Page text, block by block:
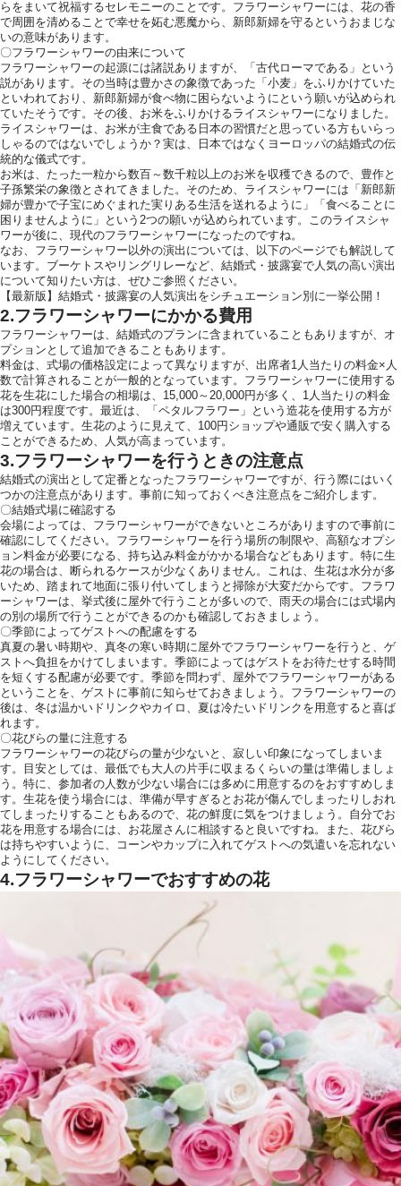
ホテル椿山
TEL. 03-
営業時間 11:00〜18:00（土日
定休日
〒112-8680 東京都文京
ホテルサイト
運営会社情報
らをまいて祝福するセレモニーのことです。フラワーシャワーには、花の香
で周囲を清めることで幸せを妬む悪魔から、新郎新婦を守るというおまじな
いの意味があります。
〇フラワーシャワーの由来について
フラワーシャワーの起源には諸説ありますが、「古代ローマである」という
説があります。その当時は豊かさの象徴であった「小麦」をふりかけていた
といわれており、新郎新婦が食べ物に困らないようにという願いが込められ
ていたそうです。その後、お米をふりかけるライスシャワーになりました。
ライスシャワーは、お米が主食である日本の習慣だと思っている方もいらっ
しゃるのではないでしょうか？実は、日本ではなくヨーロッパの結婚式の伝
統的な儀式です。
お米は、たった一粒から数百～数千粒以上のお米を収穫できるので、豊作と
子孫繁栄の象徴とされてきました。そのため、ライスシャワーには「新郎新
婦が豊かで子宝にめぐまれた実りある生活を送れるように」「食べることに
困りませんように」という2つの願いが込められています。このライスシャ
ワーが後に、現代のフラワーシャワーになったのですね。
なお、フラワーシャワー以外の演出については、以下のページでも解説して
います。ブーケトスやリングリレーなど、結婚式・披露宴で人気の高い演出
について知りたい方は、ぜひご参照ください。
【最新版】結婚式・披露宴の人気演出をシチュエーション別に一挙公開！
2.フラワーシャワーにかかる費用
フラワーシャワーは、結婚式のプランに含まれていることもありますが、オ
プションとして追加できることもあります。
料金は、式場の価格設定によって異なりますが、出席者1人当たりの料金×人
数で計算されることが一般的となっています。フラワーシャワーに使用する
花を生花にした場合の相場は、15,000～20,000円が多く、1人当たりの料金
は300円程度です。最近は、「ペタルフラワー」という造花を使用する方が
増えています。生花のように見えて、100円ショップや通販で安く購入する
ことができるため、人気が高まっています。
3.フラワーシャワーを行うときの注意点
結婚式の演出として定番となったフラワーシャワーですが、行う際にはいく
つかの注意点があります。事前に知っておくべき注意点をご紹介します。
〇結婚式場に確認する
会場によっては、フラワーシャワーができないところがありますので事前に
確認にしてください。フラワーシャワーを行う場所の制限や、高額なオプシ
ョン料金が必要になる、持ち込み料金がかかる場合などもあります。特に生
花の場合は、断られるケースが少なくありません。これは、生花は水分が多
いため、踏まれて地面に張り付いてしまうと掃除が大変だからです。フラワ
ーシャワーは、挙式後に屋外で行うことが多いので、雨天の場合には式場内
の別の場所で行うことができるのかも確認しておきましょう。
〇季節によってゲストへの配慮をする
真夏の暑い時期や、真冬の寒い時期に屋外でフラワーシャワーを行うと、ゲ
ストへ負担をかけてしまいます。季節によってはゲストをお待たせする時間
を短くする配慮が必要です。季節を問わず、屋外でフラワーシャワーがある
ということを、ゲストに事前に知らせておきましょう。フラワーシャワーの
後は、冬は温かいドリンクやカイロ、夏は冷たいドリンクを用意すると喜ば
れます。
〇花びらの量に注意する
フラワーシャワーの花びらの量が少ないと、寂しい印象になってしまいま
す。目安としては、最低でも大人の片手に収まるくらいの量は準備しましょ
う。特に、参加者の人数が少ない場合には多めに用意するのをおすすめしま
す。生花を使う場合には、準備が早すぎるとお花が傷んでしまったりしおれ
てしまったりすることもあるので、花の鮮度に気をつけましょう。自分でお
花を用意する場合には、お花屋さんに相談すると良いですね。また、花びら
は持ちやすいように、コーンやカップに入れてゲストへの気遣いを忘れない
ようにしてください。
4.フラワーシャワーでおすすめの花